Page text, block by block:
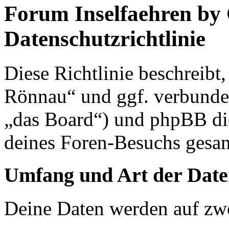
Forum Inselfaehren by
Datenschutzrichtlinie
Diese Richtlinie
Rönnau“ und ggf.
„das Board“) und phpBB
deines Foren-Besuchs
Umfang und Art der
Deine Daten werden auf